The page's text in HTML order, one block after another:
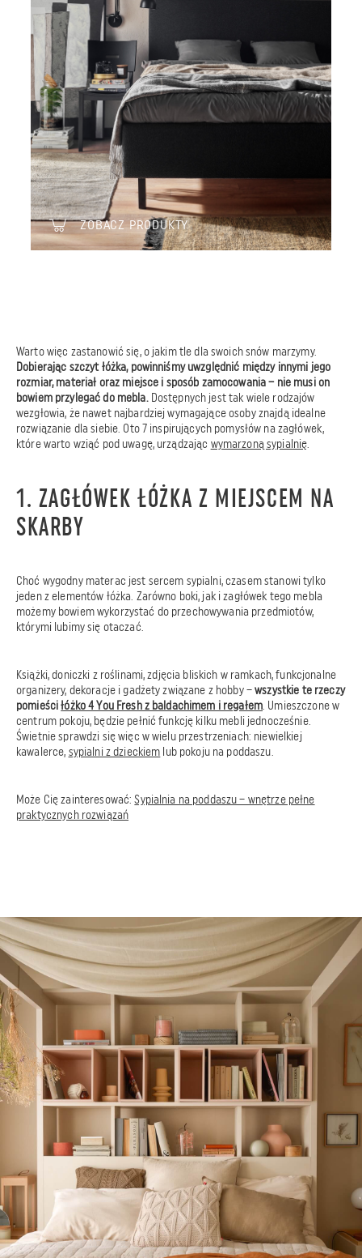
ZOBACZ PRODUKTY
Warto więc zastanowić się, o jakim tle dla swoich snów marzymy.
Dobierając szczyt łóżka, powinniśmy uwzględnić między innymi jego
rozmiar, materiał oraz miejsce i sposób zamocowania – nie musi on
bowiem przylegać do mebla.Dostępnych jest tak wiele rodzajów
wezgłowia, że nawet najbardziej wymagające osoby znajdą idealne
rozwiązanie dla siebie. Oto 7 inspirujących pomysłów na zagłówek,
które warto wziąć pod uwagę, urządzając wymarzoną sypialnię.
1. ZAGŁÓWEK ŁÓŻKA Z MIEJSCEM NA
SKARBY
Choć wygodny materac jest sercem sypialni, czasem stanowi tylko
jeden z elementów łóżka. Zarówno boki, jak i zagłówek tego mebla
możemy bowiem wykorzystać do przechowywania przedmiotów,
którymi lubimy się otaczać.
Książki, doniczki z roślinami, zdjęcia bliskich w ramkach, funkcjonalne
organizery, dekoracje i gadżety związane z hobby –wszystkie te rzeczy
pomieściłóżko 4 You Fresh z baldachimem i regałem. Umieszczone w
centrum pokoju, będzie pełnić funkcję kilku mebli jednocześnie.
Świetnie sprawdzi się więc w wielu przestrzeniach: niewielkiej
kawalerce, sypialni z dzieckiem lub pokoju na poddaszu.
Może Cię zainteresować:Sypialnia na poddaszu – wnętrze pełne
praktycznych rozwiązań